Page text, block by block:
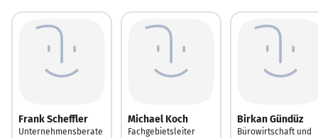
Frank Scheffler
Unternehmensberate
Michael Koch
Fachgebietsleiter
Birkan Gündüz
Bürowirtschaft und